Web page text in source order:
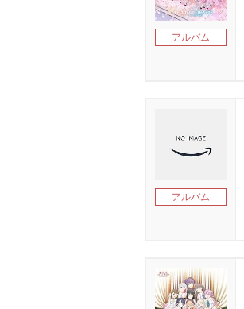
アルバム
アルバム